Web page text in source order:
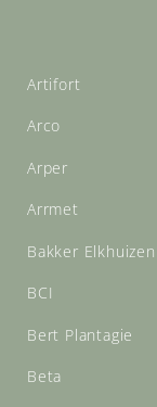
Artifort
Arco
Arper
Arrmet
Bakker Elkhuizen
BCI
Bert Plantagie
Beta